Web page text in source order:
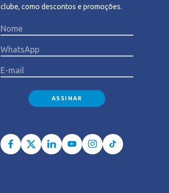
clube, como descontos e promoções.